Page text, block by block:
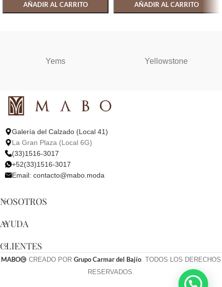
AÑADIR AL CARRITO AÑADIR AL CARRITO
Yems Yellowstone
Galería del Calzado (Local 41)
La Gran Plaza (Local 6G)
(33)1516-3017
+52(33)1516-3017
Email: contacto@mabo.moda
NOSOTROS
AYUDA
CLIENTES
MABO CREADO POR Grupo Carmar del Bajío . TODOS LOS DERECHOS
RESERVADOS.